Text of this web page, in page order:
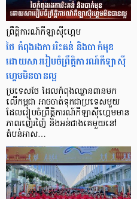
ព្រឹត្តិការណ៍កីឡាស៊ីហ្គេម
ថៃ កំពុងរងការរិះគន់ និងបាក់មុខ
ដោយសាររៀបចំព្រឹត្តិការណ៍កីឡាស៊ី
ហ្គេមមិនបានល្អ
ប្រទេសថៃ ដែលកំពុងឈ្លានពានមក
លើកម្ពុជា អាចចាត់ទុកជាប្រទេសមួយ
ដែលរៀបចំព្រឹត្តិការណ៍កីឡាស៊ីហ្គេមមាន
ភាពរញ៉េរញ៉ៃ និងអន់ជាងគេមួយនៅ
តំបន់អាស…